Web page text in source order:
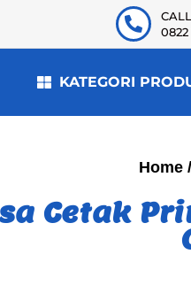
0822
KATEGORI
Home
Cetak